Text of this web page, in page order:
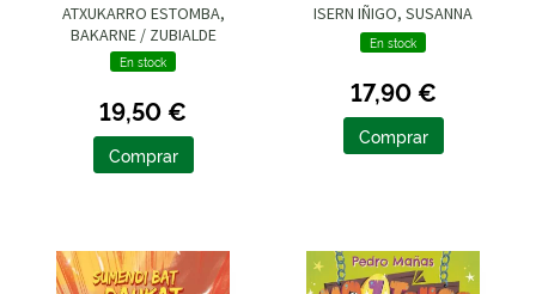
ATXUKARRO ESTOMBA,
BAKARNE / ZUBIALDE
GRAJIRENA, IZASKUN
En stock
19,50 €
Comprar
ISERN IÑIGO, SUSANNA
En stock
17,90 €
Comprar